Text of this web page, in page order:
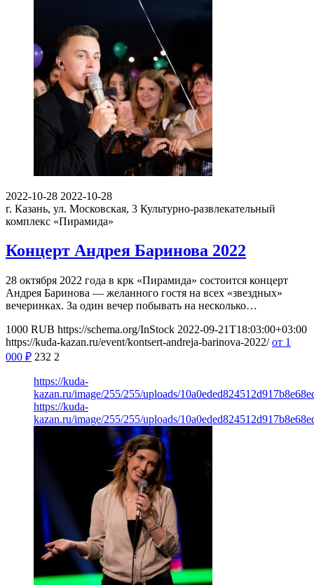
2022-10-28 2022-10-28
г. Казань, ул. Московская, 3 Культурно-развлекательный
комплекс «Пирамида»
Концерт Андрея Баринова 2022
28 октября 2022 года в крк «Пирамида» состоится концерт
Андрея Баринова — желанного гостя на всех «звездных»
вечеринках. За один вечер побывать на несколько…
1000 RUB https://schema.org/InStock 2022-09-21T18:03:00+03:00
https://kuda-kazan.ru/event/kontsert-andreja-barinova-2022/ от 1
000 ₽ 232 2
https://kuda-
kazan.ru/image/255/255/uploads/
https://kuda-
kazan.ru/image/255/255/uploads/